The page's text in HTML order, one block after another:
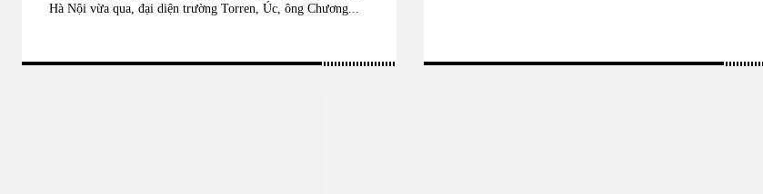
Hà Nội vừa qua, đại diện trường Torren, Úc, ông Chương...